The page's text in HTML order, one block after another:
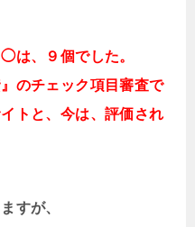
は、９個でした。
』のチェック項目審査で
トと、今は、評価され
すが、